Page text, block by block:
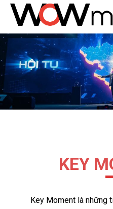
KEY
Key Moment là những